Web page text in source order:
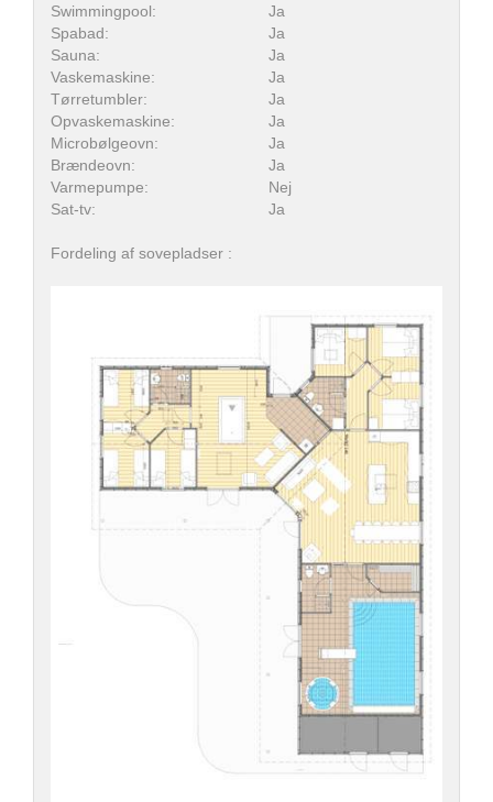
Swimmingpool:
Ja
Spabad:
Ja
Sauna:
Ja
Vaskemaskine:
Ja
Tørretumbler:
Ja
Opvaskemaskine:
Ja
Microbølgeovn:
Ja
Brændeovn:
Ja
Varmepumpe:
Nej
Sat-tv:
Ja
Fordeling af sovepladser :